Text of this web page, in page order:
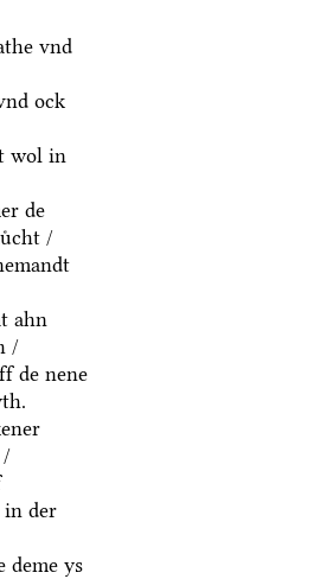
vnd
ock
wol in
de
/
ahn
/
de nene
/
in der
deme ys